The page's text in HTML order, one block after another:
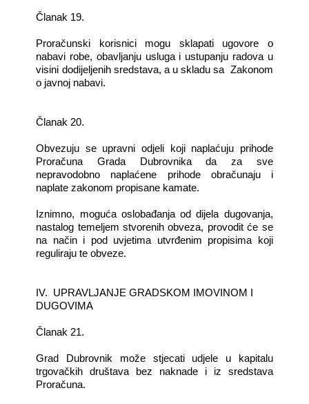
Članak 19.
Proračunski korisnici mogu sklapati ugovore o
nabavi robe, obavljanju usluga i ustupanju radova u
visini dodijeljenih sredstava, a u skladu sa Zakonom
o javnoj nabavi.
Članak 20.
Obvezuju se upravni odjeli koji naplaćuju prihode
Proračuna Grada Dubrovnika da za sve
nepravodobno naplaćene prihode obračunaju i
naplate zakonom propisane kamate.
Iznimno, moguća oslobađanja od dijela dugovanja,
nastalog temeljem stvorenih obveza, provodit će se
na način i pod uvjetima utvrđenim propisima koji
reguliraju te obveze.
IV. UPRAVLJANJE GRADSKOM IMOVINOM I
DUGOVIMA
Članak 21.
Grad Dubrovnik može stjecati udjele u kapitalu
trgovačkih društava bez naknade i iz sredstava
Proračuna.